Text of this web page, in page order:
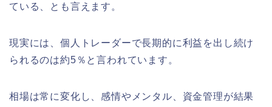
ている、とも言えます。
現実には、個人トレーダーで長期的に利益を出し続け
られるのは約5％と言われています。
相場は常に変化し、感情やメンタル、資金管理が結果